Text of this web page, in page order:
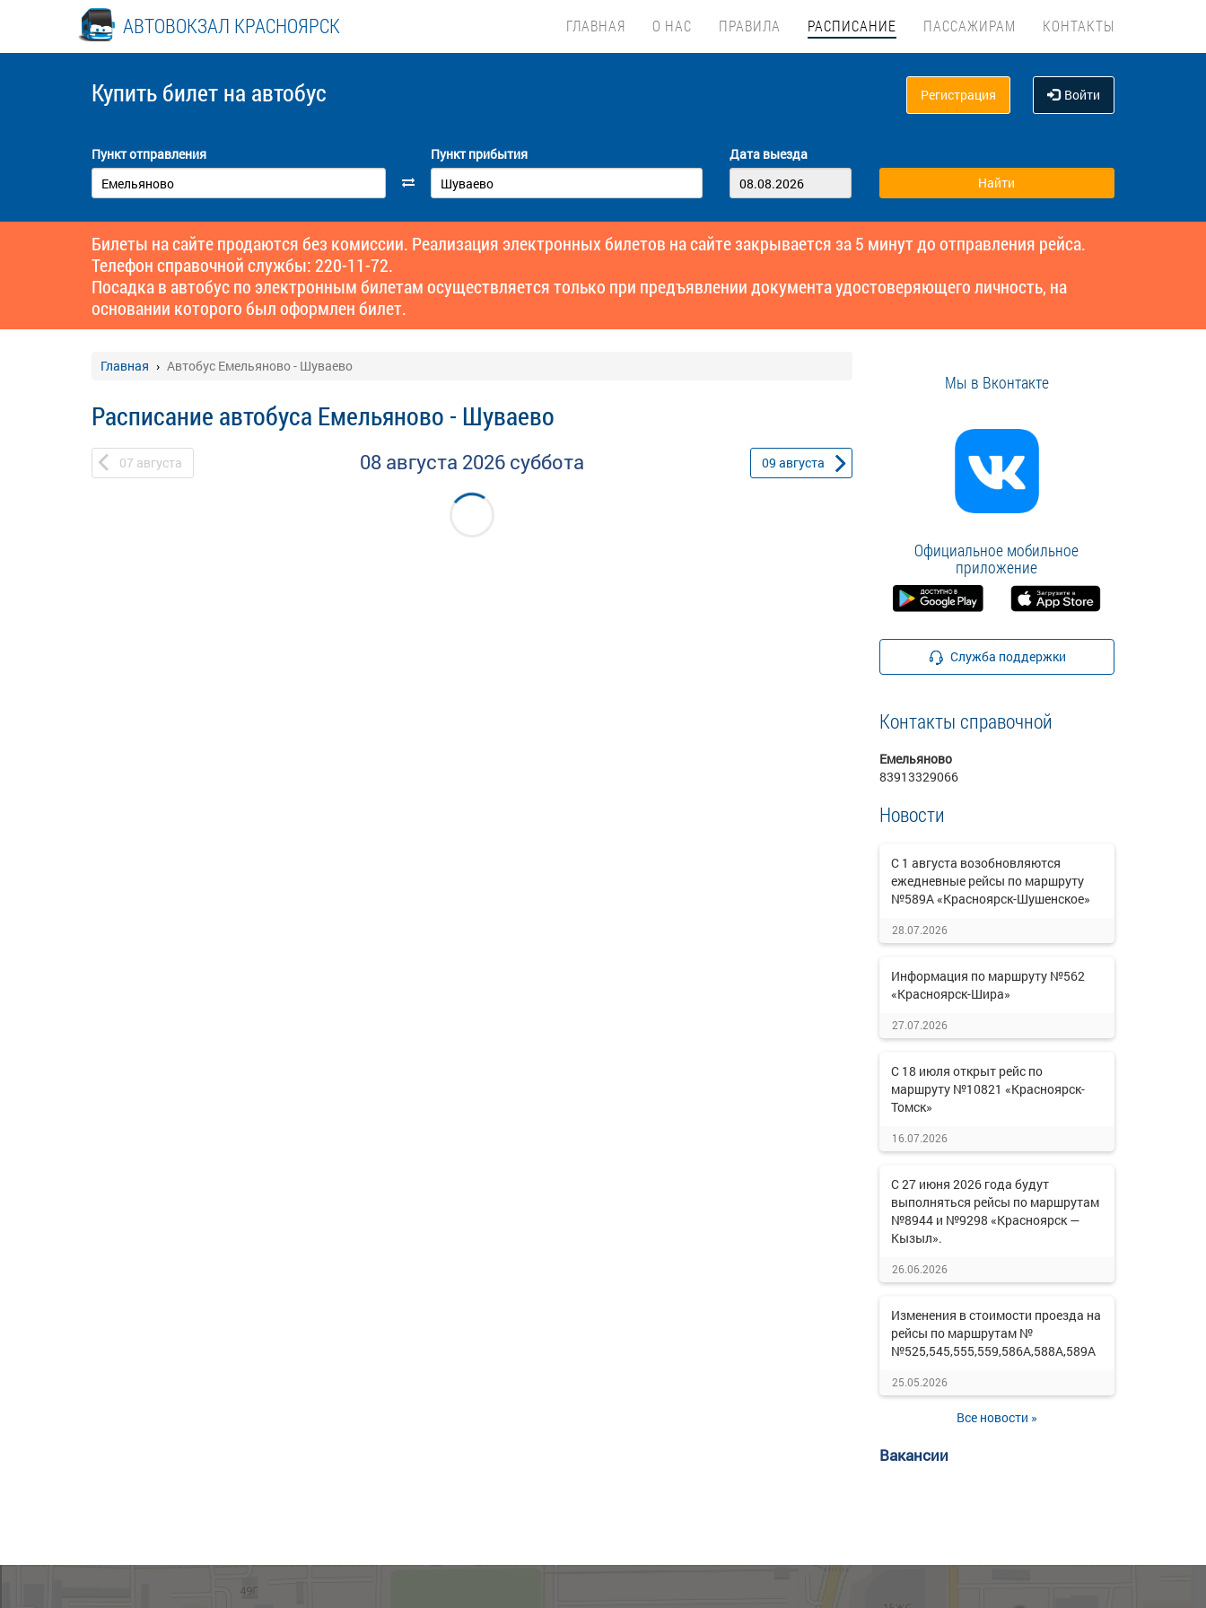
АВТОВОКЗАЛ КРАСНОЯРСК ГЛАВНАЯ О НАС ПРАВИЛА РАСПИСАНИЕ ПАССАЖИРАМ КОНТАКТЫ
Купить билет на автобус Регистрация Войти
Пункт отправления Пункт прибытия Дата выезда
Билеты на сайте продаются без комиссии. Реализация электронных билетов на сайте закрывается за 5 минут до отправления рейса.
Телефон справочной службы: 220-11-72.
Посадка в автобус по электронным билетам осуществляется только при предъявлении документа удостоверяющего личность, на
основании которого был оформлен билет.
Главная Автобус Емельяново - Шуваево
Расписание автобуса Емельяново - Шуваево
07 августа 08 августа 2026 суббота 09 августа
Мы в Вконтакте
Официальное мобильное
приложение
Служба поддержки
Контакты справочной
Емельяново
83913329066
Новости
С 1 августа возобновляются
ежедневные рейсы по маршруту
№589А «Красноярск-Шушенское»
28.07.2026
Информация по маршруту №562
«Красноярск-Шира»
27.07.2026
С 18 июля открыт рейс по
маршруту №10821 «Красноярск-
Томск»
16.07.2026
С 27 июня 2026 года будут
выполняться рейсы по маршрутам
№8944 и №9298 «Красноярск —
Кызыл».
26.06.2026
Изменения в стоимости проезда на
рейсы по маршрутам №
№525,545,555,559,586А,588А,589А
25.05.2026
Все новости »
Вакансии